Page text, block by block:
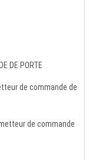
DE PORTE
de commande de
de commande